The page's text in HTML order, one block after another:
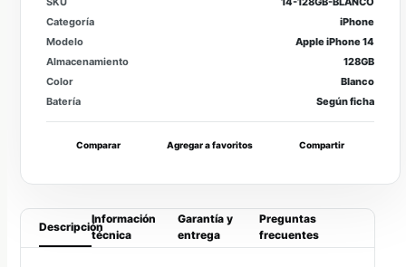
Categoría
iPhone
Modelo
Apple iPhone 14
Almacenamiento
128GB
Color
Blanco
Batería
Según ficha
Comparar Agregar a favoritos Compartir
Descripción
Información
técnica
Garantía y
entrega
Preguntas
frecuentes